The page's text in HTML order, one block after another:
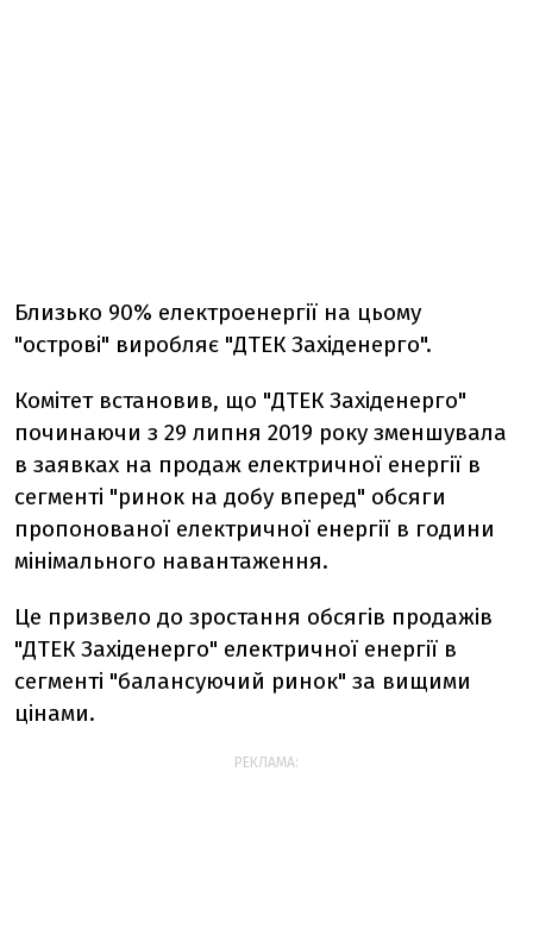
Близько 90% електроенергії на цьому
"острові" виробляє "ДТЕК Західенерго".
Комітет встановив, що "ДТЕК Західенерго"
починаючи з 29 липня 2019 року зменшувала
в заявках на продаж електричної енергії в
сегменті "ринок на добу вперед" обсяги
пропонованої електричної енергії в години
мінімального навантаження.
Це призвело до зростання обсягів продажів
"ДТЕК Західенерго" електричної енергії в
сегменті "балансуючий ринок" за вищими
цінами.
РЕКЛАМА: